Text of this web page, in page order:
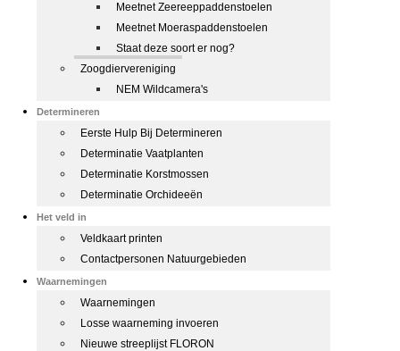
Meetnet Zeereeppaddenstoelen
Meetnet Moeraspaddenstoelen
Staat deze soort er nog?
Zoogdiervereniging
NEM Wildcamera's
Determineren
Eerste Hulp Bij Determineren
Determinatie Vaatplanten
Determinatie Korstmossen
Determinatie Orchideeën
Het veld in
Veldkaart printen
Contactpersonen Natuurgebieden
Waarnemingen
Waarnemingen
Losse waarneming invoeren
Nieuwe streeplijst FLORON